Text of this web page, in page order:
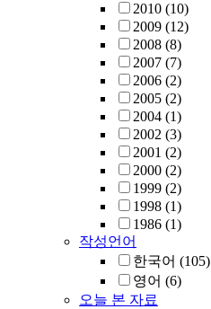
2010 (10)
2009 (12)
2008 (8)
2007 (7)
2006 (2)
2005 (2)
2004 (1)
2002 (3)
2001 (2)
2000 (2)
1999 (2)
1998 (1)
1986 (1)
작성언어
한국어 (105)
영어 (6)
오늘 본 자료